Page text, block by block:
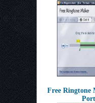
Free Ringtone